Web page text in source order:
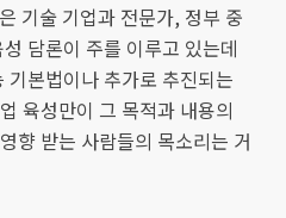
기술 기업과 전문가, 정부 중
담론이 주를 이루고 있는데
본법이나 추가로 추진되는
육성만이 그 목적과 내용의
향 받는 사람들의 목소리는 거